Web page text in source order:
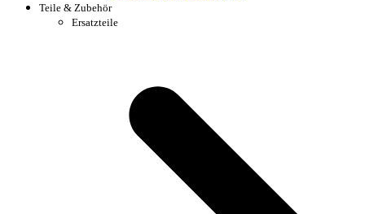
Teile & Zubehör
Ersatzteile